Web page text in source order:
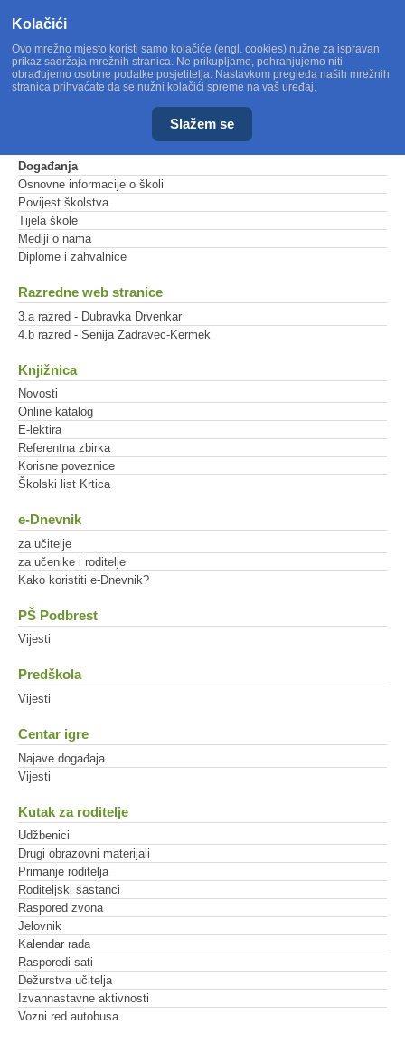
Događanja
Osnovne informacije o školi
Povijest školstva
Tijela škole
Mediji o nama
Diplome i zahvalnice
Razredne web stranice
3.a razred - Dubravka Drvenkar
4.b razred - Senija Zadravec-Kermek
Knjižnica
Novosti
Online katalog
E-lektira
Referentna zbirka
Korisne poveznice
Školski list Krtica
e-Dnevnik
za učitelje
za učenike i roditelje
Kako koristiti e-Dnevnik?
PŠ Podbrest
Vijesti
Predškola
Vijesti
Centar igre
Najave događaja
Vijesti
Kutak za roditelje
Udžbenici
Drugi obrazovni materijali
Primanje roditelja
Roditeljski sastanci
Raspored zvona
Jelovnik
Kalendar rada
Rasporedi sati
Dežurstva učitelja
Izvannastavne aktivnosti
Vozni red autobusa
Kolačići
Ovo mrežno mjesto koristi samo kolačiće (engl. cookies) nužne za ispravan
prikaz sadržaja mrežnih stranica. Ne prikupljamo, pohranjujemo niti
obrađujemo osobne podatke posjetitelja. Nastavkom pregleda naših mrežnih
stranica prihvaćate da se nužni kolačići spreme na vaš uređaj.
Slažem se